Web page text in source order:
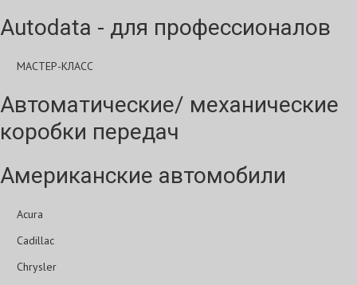
Autodata - для профессионалов
МАСТЕР-КЛАСС
Автоматические/ механические
коробки передач
Американские автомобили
Acura
Cadillac
Chrysler